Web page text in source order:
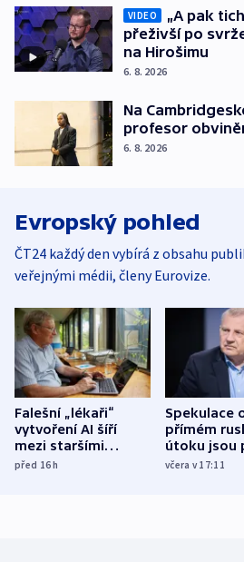
VIDEO
„A pak
přeživší po
na Hirošimu
6. 8. 2026
Na
profesor
6. 8. 2026
Evropský pohled
ČT24 každý den vybírá z obsahu
veřejnými médii, členy Eurovize.
Falešní „lékaři“
vytvoření AI šíří
mezi staršími
Poláky nebezpečné
před 16h
Spekulace
přímém
útoku jsou
míní
včera v 17:11